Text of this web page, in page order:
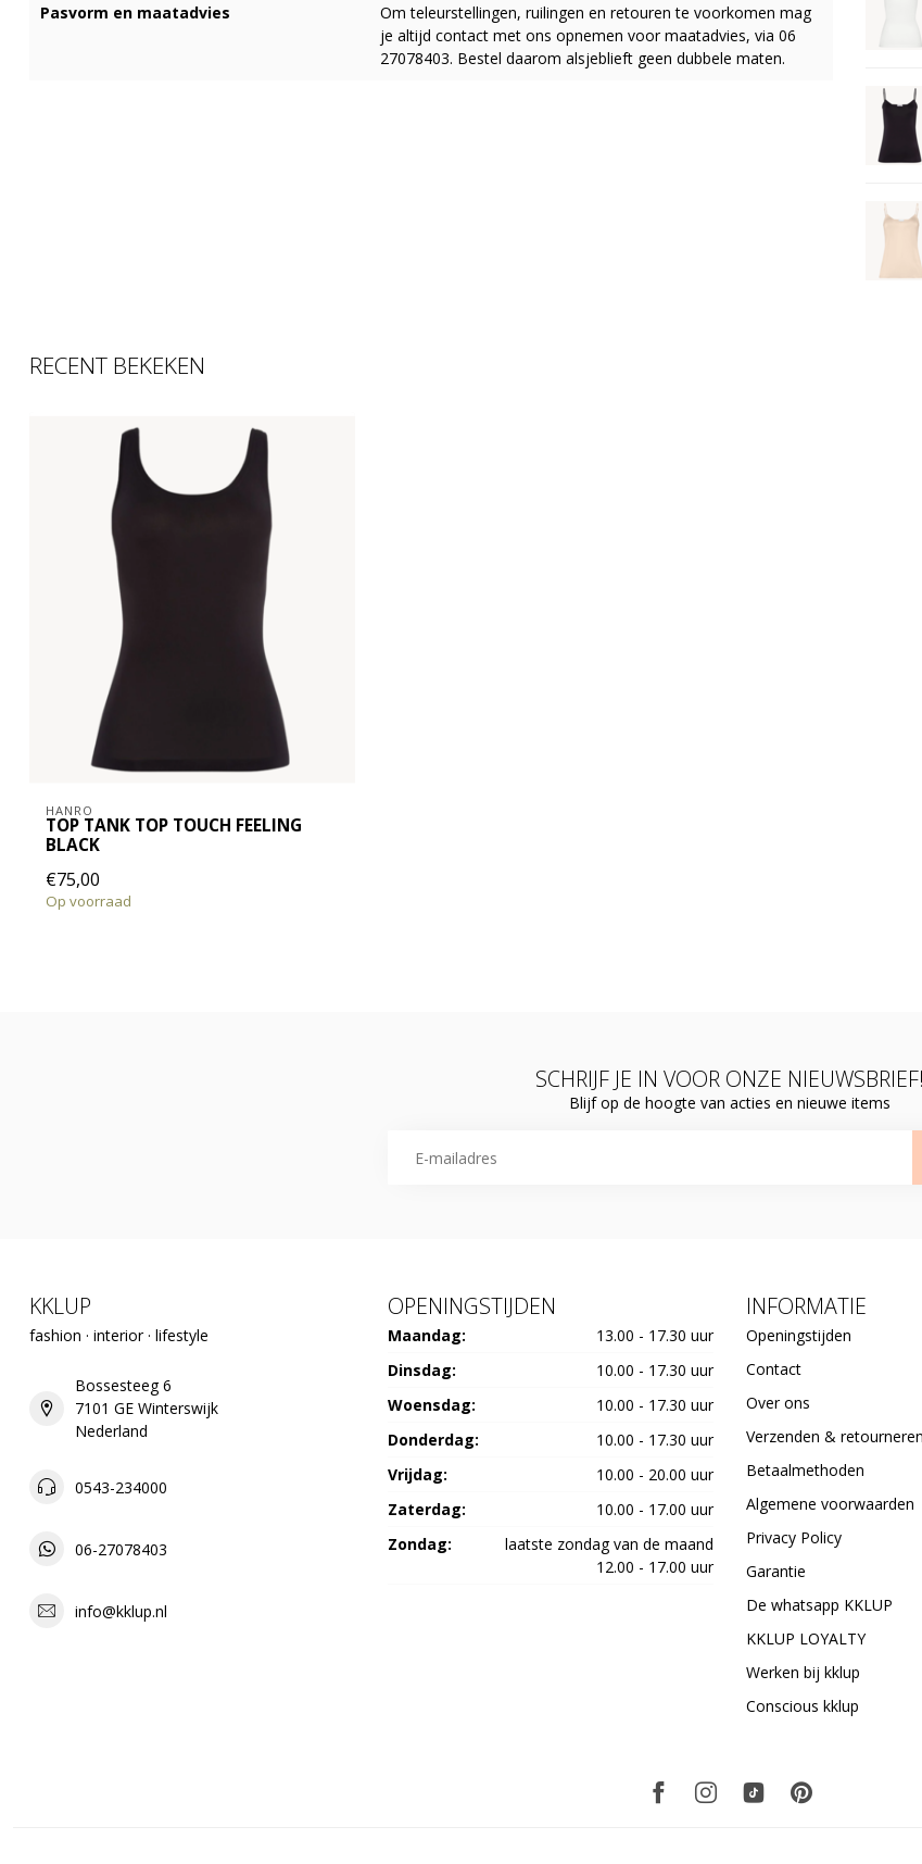
Pasvorm en maatadvies
Om teleurstellingen, ruilingen en retouren te voorkomen mag
je altijd contact met ons opnemen voor maatadvies, via 06
27078403. Bestel daarom alsjeblieft geen dubbele maten.
RECENT BEKEKEN
HANRO
TOP TANK TOP TOUCH FEELING
BLACK
€75,00
Op voorraad
SCHRIJF JE IN VOOR ONZE NIEUWSBRIEF!
Blijf op de hoogte van acties en nieuwe items
KKLUP
fashion · interior · lifestyle
Bossesteeg 6
7101 GE Winterswijk
Nederland
0543-234000
06-27078403
info@kklup.nl
OPENINGSTIJDEN
Maandag:
13.00 - 17.30 uur
Dinsdag:
10.00 - 17.30 uur
Woensdag:
10.00 - 17.30 uur
Donderdag:
10.00 - 17.30 uur
Vrijdag:
10.00 - 20.00 uur
Zaterdag:
10.00 - 17.00 uur
Zondag:
laatste zondag van de maand
12.00 - 17.00 uur
INFORMATIE
Openingstijden
Contact
Over ons
Verzenden & retourneren
Betaalmethoden
Algemene voorwaarden
Privacy Policy
Garantie
De whatsapp KKLUP
KKLUP LOYALTY
Werken bij kklup
Conscious kklup